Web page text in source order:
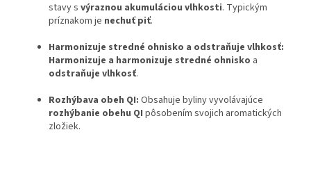
stavy s výraznou akumuláciou vlhkosti. Typickým
príznakom je nechuť piť.
Harmonizuje stredné ohnisko a odstraňuje vlhkosť:
Harmonizuje a harmonizuje stredné ohnisko a
odstraňuje vlhkosť.
Rozhýbava obeh QI: Obsahuje byliny vyvolávajúce
rozhýbanie obehu QI pôsobením svojich aromatických
zložiek.